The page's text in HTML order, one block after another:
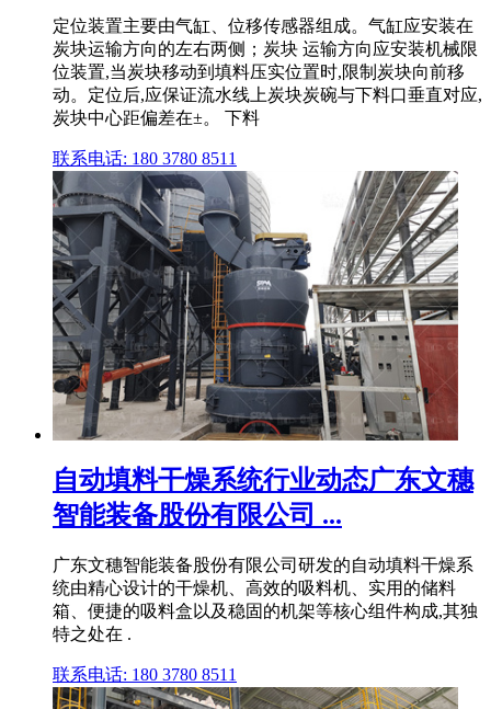
定位装置主要由气缸、位移传感器组成。气缸应安装在
炭块运输方向的左右两侧；炭块 运输方向应安装机械限
位装置,当炭块移动到填料压实位置时,限制炭块向前移
动。定位后,应保证流水线上炭块炭碗与下料口垂直对应,
炭块中心距偏差在±。 下料
联系电话: 180 3780 8511
自动填料干燥系统行业动态广东文穗
智能装备股份有限公司 ...
广东文穗智能装备股份有限公司研发的自动填料干燥系
统由精心设计的干燥机、高效的吸料机、实用的储料
箱、便捷的吸料盒以及稳固的机架等核心组件构成,其独
特之处在 .
联系电话: 180 3780 8511